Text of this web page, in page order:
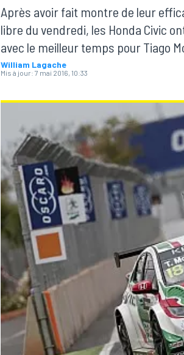
WRC
Après avoir fait montre de leur
libre du vendredi, les Honda Civic
avec le meilleur temps pour Tiago
William Lagache
Mis à jour: 7 mai 2016, 10:33